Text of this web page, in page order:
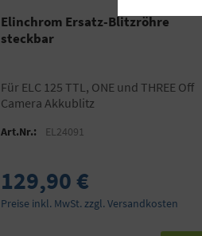
Elinchrom Ersatz-Blitzröhre
steckbar
für ELC 125 TTL, ONE und THREE Off
Camera Akkublitz
Art.Nr.: EL24091
129,90 €
Preise inkl. MwSt. zzgl. Versandkosten